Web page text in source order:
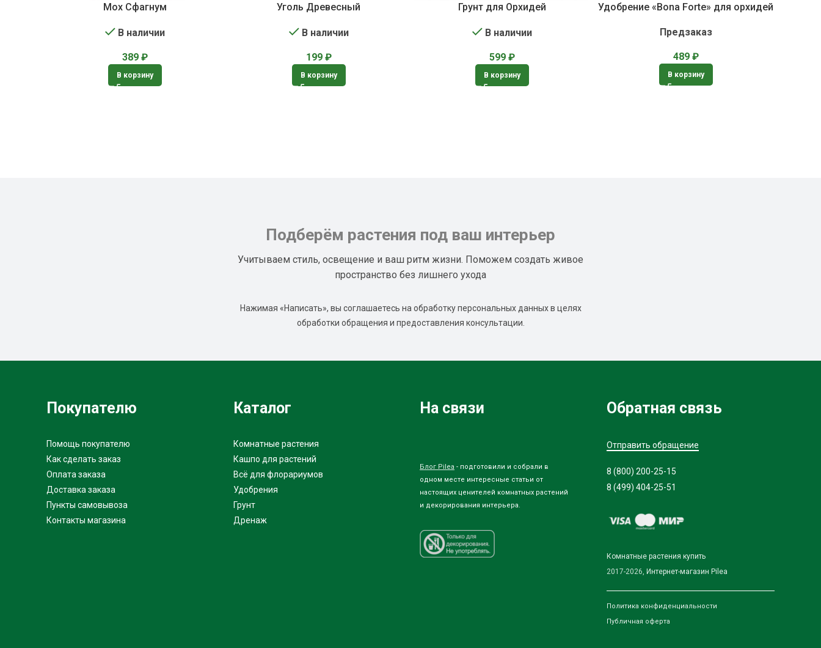
Мох Сфагнум
В наличии
389₽
В корзину
Уголь Древесный
В наличии
199 ₽
В корзину
Грунт для Орхидей
В наличии
599₽
В корзину
Удобрение «Bona Forte» для орхидей
Предзаказ
489 ₽
В корзину
Подберём растения под ваш интерьер
Учитываем стиль, освещение и ваш ритм жизни. Поможем создать живое
пространство без лишнего ухода
Нажимая «Написать», вы соглашаетесь на обработку персональных данных в целях
обработки обращения и предоставления консультации.
Покупателю
Помощь покупателю
Как сделать заказ
Оплата заказа
Доставка заказа
Пункты самовывоза
Контакты магазина
Каталог
Комнатные растения
Кашпо для растений
Всё для флорариумов
Удобрения
Грунт
Дренаж
На связи
Блог Pilea - подготовили и собрали в
одном месте интересные статьи от
настоящих ценителей комнатных растений
и декорирования интерьера.
Обратная связь
Отправить обращение
8 (800) 200-25-15
8 (499) 404-25-51
Комнатные растения купить
2017-2026, Интернет-магазин Pilea
Политика конфиденциальности
Публичная оферта